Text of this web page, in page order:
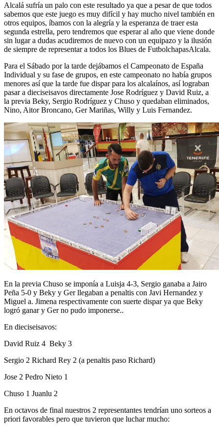
Alcalá sufría un palo con este resultado ya que a pesar de que todos
sabemos que este juego es muy difícil y hay mucho nivel también en
otros equipos, íbamos con la alegría y la esperanza de traer esta
segunda estrella, pero tendremos que esperar al año que viene donde
sin lugar a dudas acudiremos de nuevo con un equipazo y la ilusión
de siempre de representar a todos los Blues de FutbolchapasAlcala.
Para el Sábado por la tarde dejábamos el Campeonato de España
Individual y su fase de grupos, en este campeonato no había grupos
menores así que la tarde fue dispar para los alcalaínos, así lograban
pasar a dieciseisavos directamente Jose Rodríguez y David Ruiz, a
la previa Beky, Sergio Rodríguez y Chuso y quedaban eliminados,
Nino, Aitor Broncano, Ger Mariñas, Willy y Luis Fernandez.
En la previa Chuso se imponía a Luisja 4-3, Sergio ganaba a Jairo
Peña 5-0 y Beky y Ger llegaban a penaltis con Javi Hernandez y
Miguel a. Jimena respectivamente con suerte dispar ya que Beky
logró ganar y Ger no pudo imponerse..
En dieciseisavos:
David Ruiz 4 Beky 3
Sergio 2 Richard Rey 2 (a penaltis paso Richard)
Jose 2 Pedro Nieto 1
Chuso 1 Juanlu 2
En octavos de final nuestros 2 representantes tendrían uno sorteos a
priori favorables pero que tuvieron que luchar mucho: